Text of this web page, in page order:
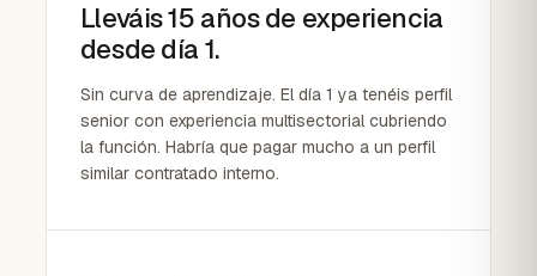
Lleváis 15 años de experiencia
desde día 1.
Sin curva de aprendizaje. El día 1 ya tenéis perfil
senior con experiencia multisectorial cubriendo
la función. Habría que pagar mucho a un perfil
similar contratado interno.